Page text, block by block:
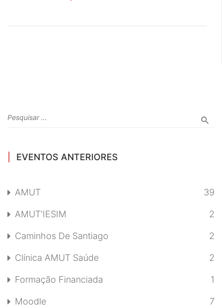
EVENTOS ANTERIORES
AMUT 39
AMUT'IESIM 2
Caminhos De Santiago 2
Clínica AMUT Saúde 2
Formação Financiada 1
Moodle 7